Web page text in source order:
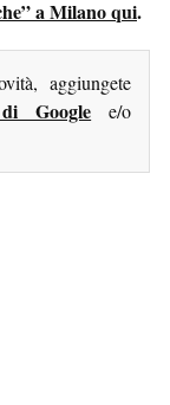
a Milano qui.
aggiungete
Google e/o